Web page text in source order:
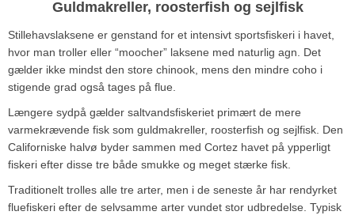
Guldmakreller, roosterfish og sejlfisk
Stillehavslaksene er genstand for et intensivt sportsfiskeri i havet,
hvor man troller eller “moocher” laksene med naturlig agn. Det
gælder ikke mindst den store chinook, mens den mindre coho i
stigende grad også tages på flue.
Længere sydpå gælder saltvandsfiskeriet primært de mere
varmekrævende fisk som guldmakreller, roosterfish og sejlfisk. Den
Californiske halvø byder sammen med Cortez havet på ypperligt
fiskeri efter disse tre både smukke og meget stærke fisk.
Traditionelt trolles alle tre arter, men i de seneste år har rendyrket
fluefiskeri efter de selvsamme arter vundet stor udbredelse. Typisk